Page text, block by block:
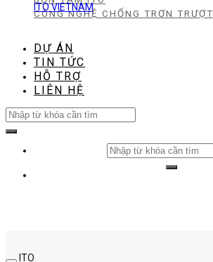
CÔNG NGHỆ CHỐNG TRƠN TRƯỢT
DỰ ÁN
TIN TỨC
HỖ TRỢ
LIÊN HỆ
Search
for:
Search
for:
ITO VIETNAM
ITO